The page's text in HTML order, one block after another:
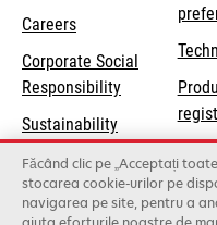
Careers
Corporate Social
Responsibilityopens
a
new
tab
Sustainability
Lexmark Partners
Find
List
Făcând clic pe „Acceptați
stocarea cookie-urilor pe
navigarea pe site, pentru a